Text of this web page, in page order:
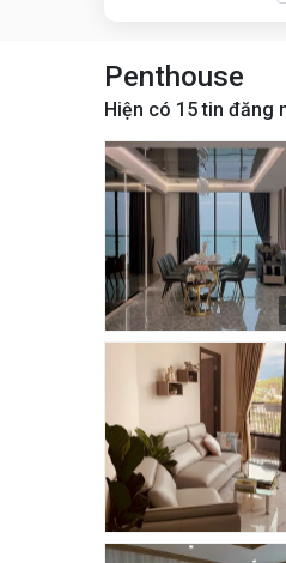
Penthouse
Hiện có 15tin đăng